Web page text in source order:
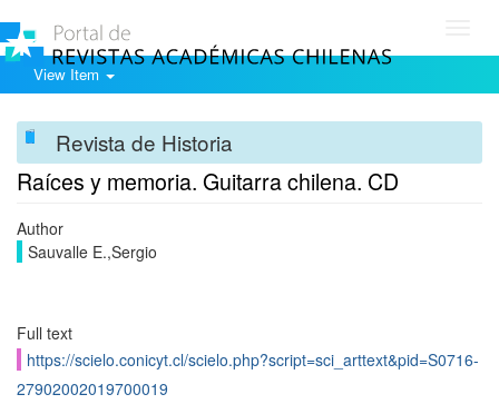
View Item
Revista de Historia
Raíces y memoria. Guitarra chilena. CD
Author
Sauvalle E.,Sergio
Full text
https://scielo.conicyt.cl/scielo.php?script=sci_arttext&pid=S0716-
27902002019700019